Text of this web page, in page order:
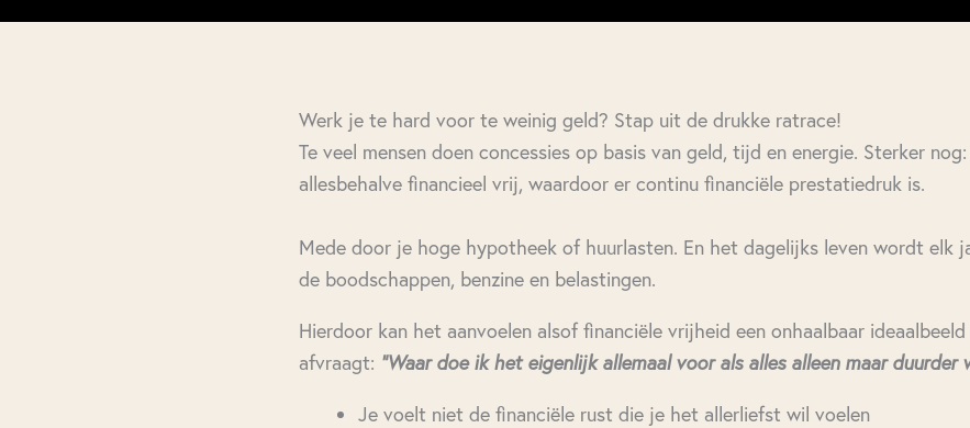
Werk je te hard voor te weinig geld? Stap uit de drukke ratrace!
Te veel mensen doen concessies op basis van geld, tijd en energie. Sterker
allesbehalve financieel vrij, waardoor er continu financiële prestatiedruk is.
Mede door je hoge hypotheek of huurlasten. En het dagelijks leven wordt elk
de boodschappen, benzine en belastingen.
Hierdoor kan het aanvoelen alsof financiële vrijheid een onhaalbaar
afvraagt: “Waar doe ik het eigenlijk allemaal voor als alles alleen maar duurder
Je voelt niet de financiële rust die je het allerliefst wil voelen